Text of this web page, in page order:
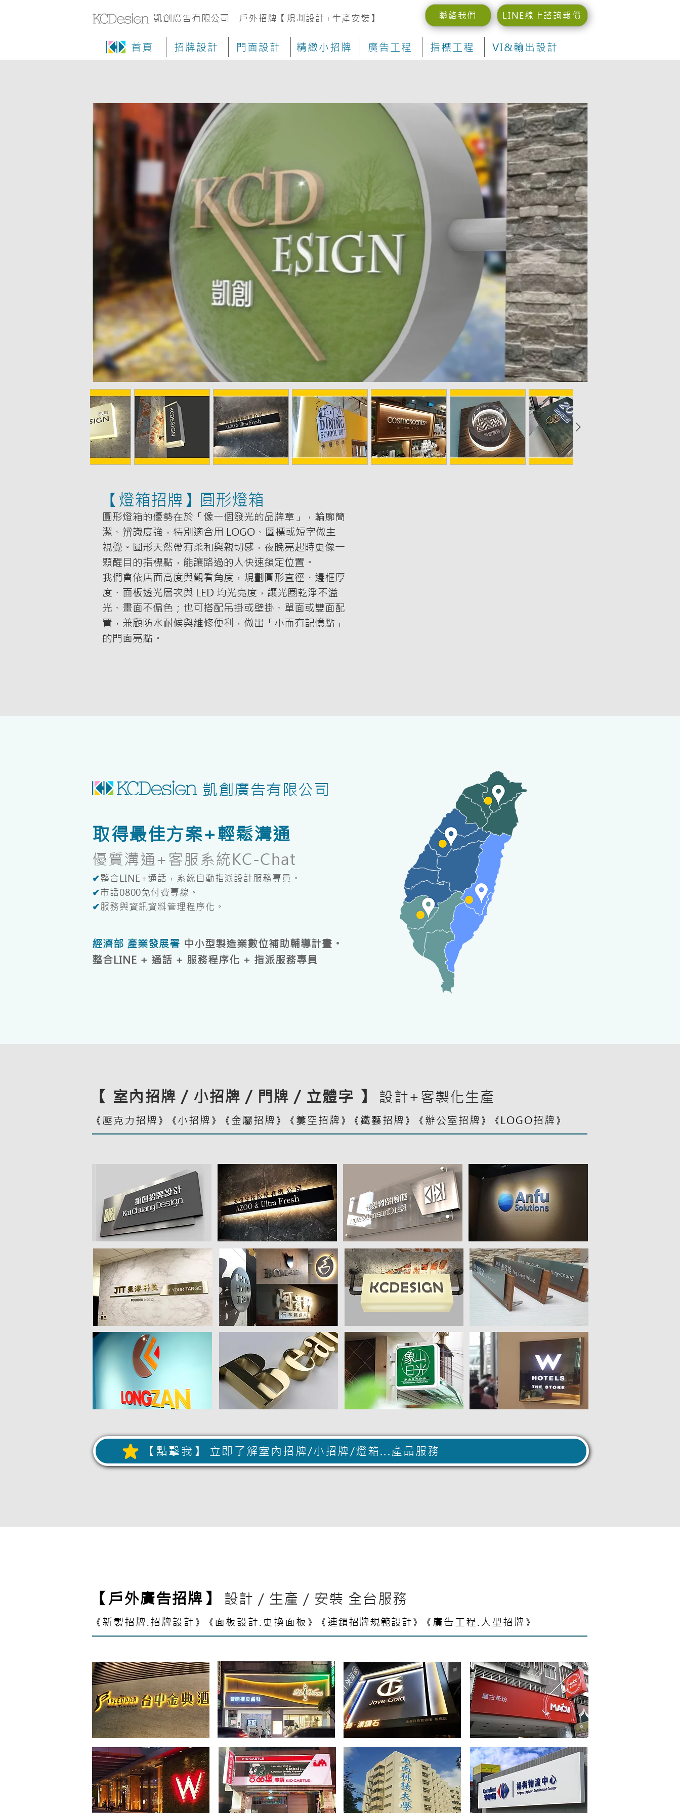
凱創廣告有限公司 戶外招牌【規劃設計+生產安裝】 聯絡我們 LINE線上諮詢報價
首頁 招牌設計 門面設計 精緻小招牌 廣告工程 指標工程 VI&輸出設計
【燈箱招牌】圓形燈箱
圓形燈箱的優勢在於「像一個發光的品牌章」，輪廓簡
潔、辨識度強，特別適合用 LOGO、圖標或短字做主
視覺。圓形天然帶有柔和與親切感，夜晚亮起時更像一
顆醒目的指標點，能讓路過的人快速鎖定位置。
我們會依店面高度與觀看角度，規劃圓形直徑、邊框厚
度、面板透光層次與 LED 均光亮度，讓光圈乾淨不溢
光、畫面不偏色；也可搭配吊掛或壁掛、單面或雙面配
置，兼顧防水耐候與維修便利，做出「小而有記憶點」
的門面亮點。
凱創廣告有限公司
取得最佳方案+輕鬆​溝通
優質溝通+客服系統KC-Chat
✔整合LINE+通話，系統自動指派設計服務專員。
✔市話0800免付費專線。
✔服務與資訊資料管理程序化。
經濟部 產業發展署 中小型製造業數位補助輔導計畫。
整合LINE + 通話 + 服務程序化 + 指派服務專員
【 室內招牌 / 小招牌 / 門牌 / 立體字 】 設計+客製化生產
《 壓克力招牌 》《小招牌 》《 金屬招牌 》《 簍空招牌 》《 鐵藝招牌 》《 辦公室招牌 》《 LOGO招牌 》
【點擊我】 立即了解室內招牌/小招牌/燈箱...產品服務
【戶外廣告招牌】 設計 / 生產 / 安裝 全台服務
《 新製招牌.招牌設計 》《面板設計.更換面板 》《 連鎖招牌規範設計》《 廣告工程.大型招牌 》